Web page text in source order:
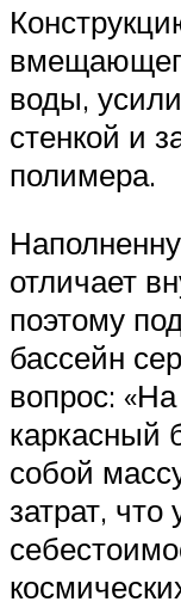
воды,
стенкой и
полимера.
отличает
поэтому
бассейн
вопрос:
каркасный
собой
затрат, что